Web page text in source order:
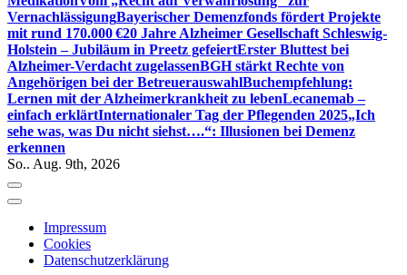
VernachlässigungBayerischer Demenzfonds fördert Projekte
mit rund 170.000 €20 Jahre Alzheimer Gesellschaft Schleswig-
Holstein – Jubiläum in Preetz gefeiertErster Bluttest bei
Alzheimer-Verdacht zugelassenBGH stärkt Rechte von
Angehörigen bei der BetreuerauswahlBuchempfehlung:
Lernen mit der Alzheimerkrankheit zu lebenLecanemab –
einfach erklärtInternationaler Tag der Pflegenden 2025„Ich
sehe was, was Du nicht siehst….“: Illusionen bei Demenz
erkennen
So.. Aug. 9th, 2026
Impressum
Cookies
Datenschutzerklärung